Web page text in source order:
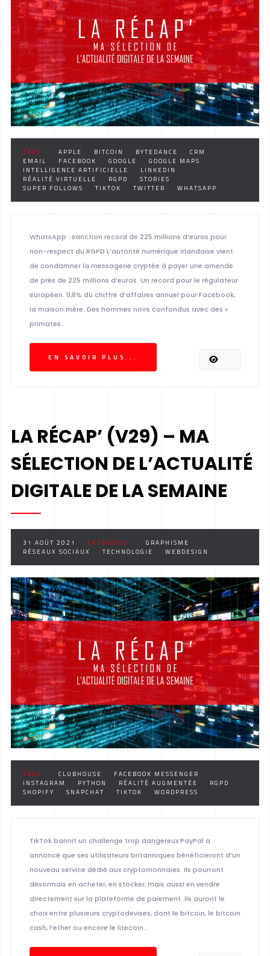
TAGS : APPLE BITCOIN BYTEDANCE
CRM
EMAIL
FACEBOOK GOOGLE
GOOGLE MAPS
INTELLIGENCE ARTIFICIELLE
LINKEDIN
RÉALITÉ VIRTUELLE
RGPD
STORIES
SUPER FOLLOWS
TIKTOK TWITTER WHATSAPP
WhatsApp : sanction record de 225 millions d’euros pour
non-respect du RGPD L’autorité numérique irlandaise vient
de condamner la messagerie cryptée à payer une amende
de près de 225 millions d’euros. Un record pour le régulateur
européen. 0,8% du chiffre d’affaires annuel pour Facebook,
la maison mère. Des hommes noirs confondus avec des «
primates..
EN SAVOIR PLUS...
LA RÉCAP’ (V29) – MA
SÉLECTION DE L’ACTUALITÉ
DIGITALE DE LA SEMAINE
31 AOÛT 2021 CATÉGORIE :
GRAPHISME
RÉSEAUX SOCIAUX
TECHNOLOGIE WEBDESIGN
TAGS : CLUBHOUSE
FACEBOOK MESSENGER
INSTAGRAM
PYTHON RÉALITÉ AUGMENTÉE
RGPD
SHOPIFY
SNAPCHAT TIKTOK WORDPRESS
TikTok bannit un challenge trop dangereux PayPal a
annoncé que ses utilisateurs britanniques bénéficieront d’un
nouveau service dédié aux cryptomonnaies. Ils pourront
désormais en acheter, en stocker, mais aussi en vendre
directement sur la plateforme de paiement. Ils auront le
choix entre plusieurs cryptodevises, dont le bitcoin, le bitcoin
cash, l’ether ou encore le litecoin…